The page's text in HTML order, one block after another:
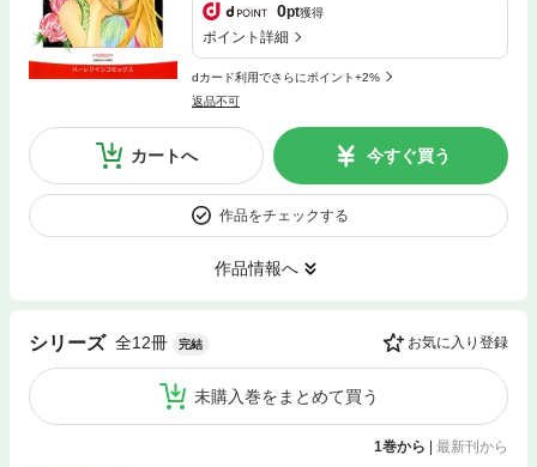
0pt獲得
ポイント詳細
dカード利用でさらにポイント+2%
返品不可
カートへ 今すぐ買う
作品をチェックする
作品情報へ
シリーズ 全12冊 完結 お気に入り登録
未購入巻をまとめて買う
1巻から 最新刊から